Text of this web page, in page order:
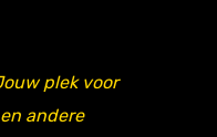
plek voor
andere